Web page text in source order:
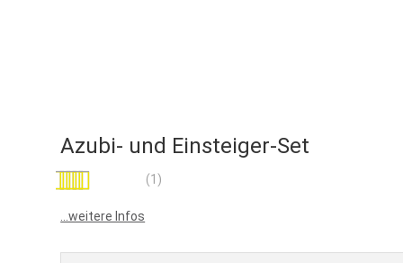
Azubi- und Einsteiger-Set
Bewertung: (1)
...weitere Infos